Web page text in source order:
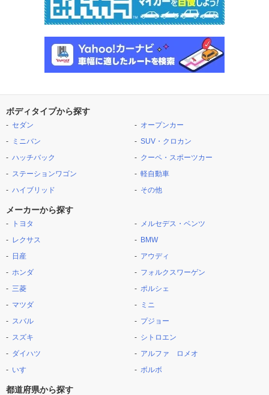
ボディタイプから探す
セダン
ミニバン
ハッチバック
ステーションワゴン
ハイブリッド
オープンカー
SUV・クロカン
クーペ・スポーツカー
軽自動車
その他
メーカーから探す
トヨタ
レクサス
日産
ホンダ
三菱
マツダ
スバル
スズキ
ダイハツ
いすゞ
メルセデス・ベンツ
BMW
アウディ
フォルクスワーゲン
ポルシェ
ミニ
プジョー
シトロエン
アルファ ロメオ
ボルボ
都道府県から探す